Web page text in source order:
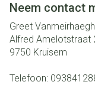
Neem contact
Greet
Alfred Amelotstraat
9750 Kruisem
Telefoon: